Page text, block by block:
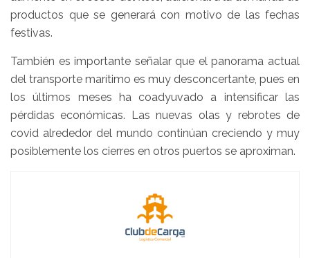
productos que se generará con motivo de las fechas
festivas.
También es importante señalar que el panorama actual
del transporte marítimo es muy desconcertante, pues en
los últimos meses ha coadyuvado a intensificar las
pérdidas económicas. Las nuevas olas y rebrotes de
covid alrededor del mundo continúan creciendo y muy
posiblemente los cierres en otros puertos se aproximan.